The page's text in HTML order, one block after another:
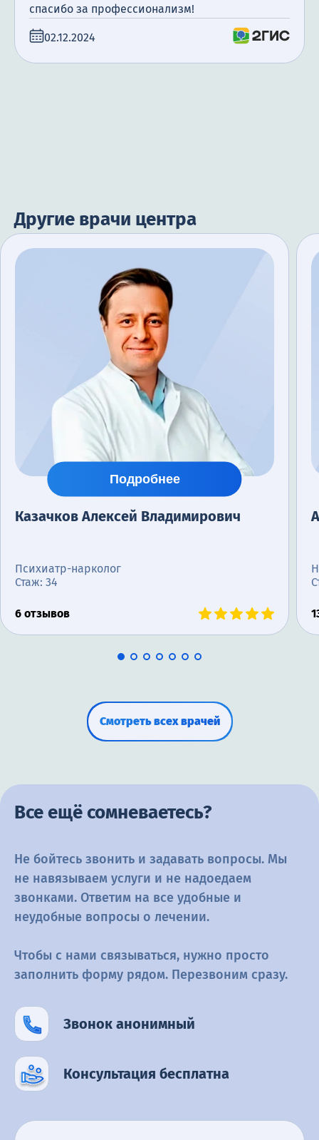
спасибо за профессионализм!
02.12.2024
Другие врачи центра
Подробнее
Казачков Алексей Владимирович
Психиатр-нарколог
Стаж: 34
6 отзывов
Смотреть всех врачей
Все ещё сомневаетесь?
Не бойтесь звонить и задавать вопросы. Мы
не навязываем услуги и не надоедаем
звонками. Ответим на все удобные и
неудобные вопросы о лечении.
Чтобы с нами связываться, нужно просто
заполнить форму рядом. Перезвоним сразу.
Звонок анонимный
Консультация бесплатна